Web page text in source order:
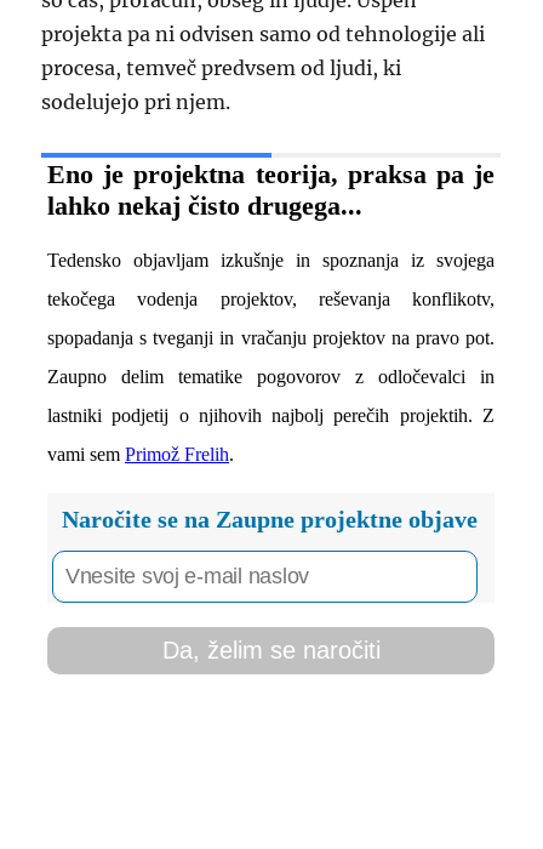
projekta pa ni odvisen samo od tehnologije ali
procesa, temveč predvsem od ljudi, ki
sodelujejo pri njem.